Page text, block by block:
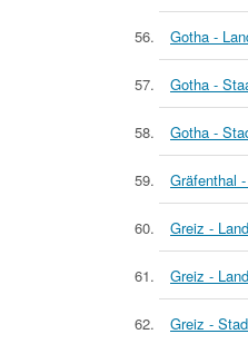
Gotha -
Gotha -
Gotha -
Gräfenthal
Greiz -
Greiz -
Greiz -